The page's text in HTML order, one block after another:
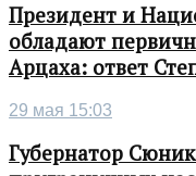
Президент и
обладают
Арцаха: ответ
29 мая 15:03
Губернатор